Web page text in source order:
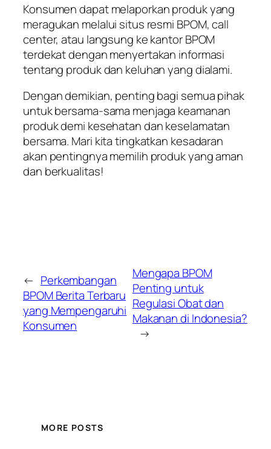
Konsumen dapat melaporkan produk yang
meragukan melalui situs resmi BPOM, call
center, atau langsung ke kantor BPOM
terdekat dengan menyertakan informasi
tentang produk dan keluhan yang dialami.
Dengan demikian, penting bagi semua pihak
untuk bersama-sama menjaga keamanan
produk demi kesehatan dan keselamatan
bersama. Mari kita tingkatkan kesadaran
akan pentingnya memilih produk yang aman
dan berkualitas!
← Perkembangan
BPOM Berita Terbaru
yang Mempengaruhi
Konsumen
Mengapa BPOM
Penting untuk
Regulasi Obat dan
Makanan di Indonesia?
→
MORE POSTS